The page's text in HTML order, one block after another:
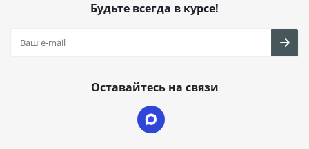
Будьте всегда в курсе!
Оставайтесь на связи